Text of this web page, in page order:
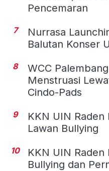
Pencemaran
7
Nurrasa
Balutan Konser
8
WCC
Menstruasi
Cindo-Pads
9
KKN UIN Raden
Lawan Bullying
10
KKN UIN Raden
Bullying dan